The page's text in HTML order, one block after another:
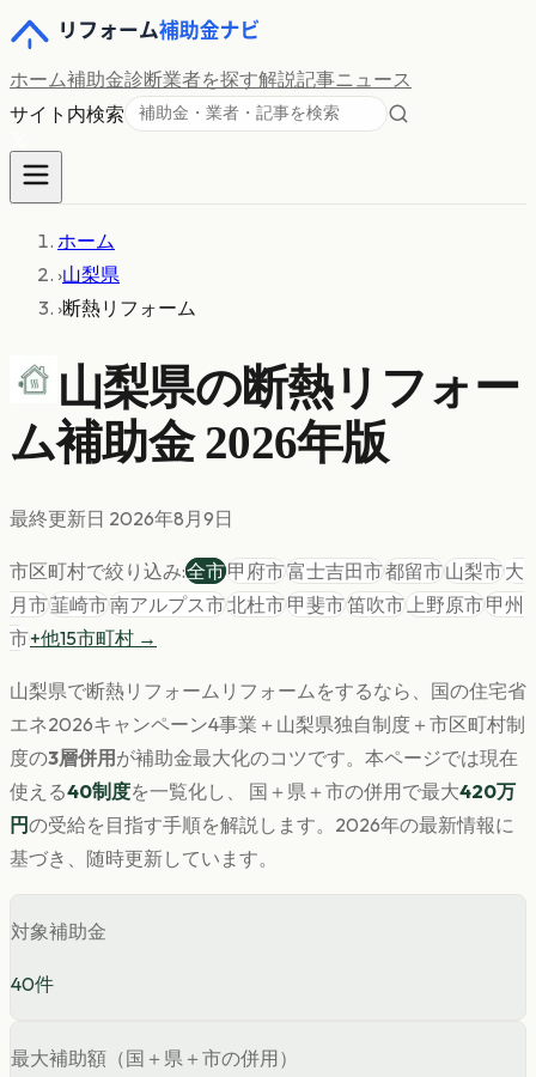
ホーム補助金診断業者を探す解説記事ニュース
サイト内検索
ホーム
›山梨県
›断熱リフォーム
山梨県の断熱リフォー
ム補助金 2026年版
最終更新日 2026年8月9日
市区町村で絞り込み:全市甲府市富士吉田市都留市山梨市大
月市韮崎市南アルプス市北杜市甲斐市笛吹市上野原市甲州
市+他15市町村 →
山梨県で断熱リフォーム リフォームをするなら、国の住宅省
エネ2026キャンペーン4事業＋ 山梨県独自制度＋市区町村制
度の3層併用 が補助金最大化のコツです。 本ページでは現在
使える40制度を一覧化し、 国＋県＋市の併用で最大420万
円の受給を目指す手順を解説します。 2026年の最新情報に
基づき、随時更新しています。
対象補助金
40件
最大補助額（国＋県＋市の併用）